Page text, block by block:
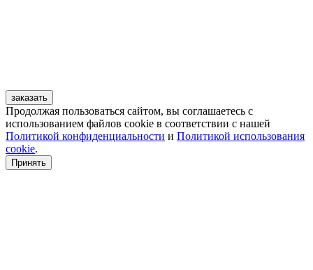
заказать
Продолжая пользоваться сайтом, вы соглашаетесь с
использованием файлов cookie в соответствии с нашей
Политикой конфиденциальности и Политикой использования
cookie.
Принять